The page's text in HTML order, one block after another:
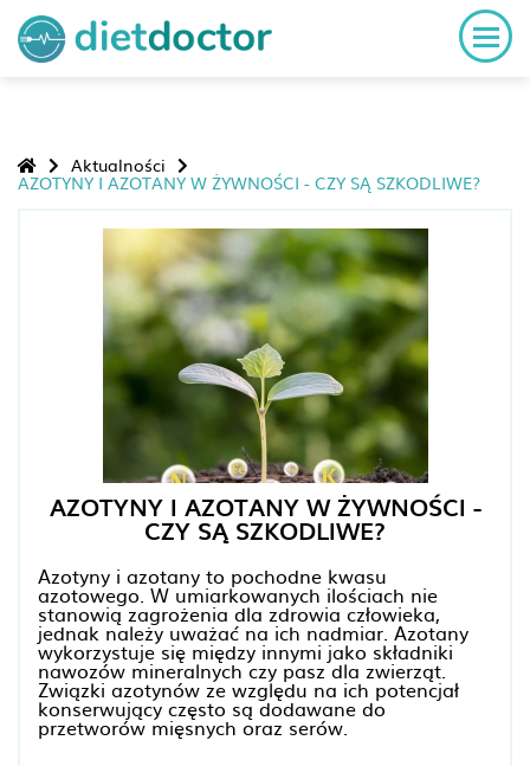
Aktualności
AZOTYNY I AZOTANY W ŻYWNOŚCI - CZY SĄ SZKODLIWE?
AZOTYNY I AZOTANY W ŻYWNOŚCI -
CZY SĄ SZKODLIWE?
Azotyny i azotany to pochodne kwasu
azotowego. W umiarkowanych ilościach nie
stanowią zagrożenia dla zdrowia człowieka,
jednak należy uważać na ich nadmiar. Azotany
wykorzystuje się między innymi jako składniki
nawozów mineralnych czy pasz dla zwierząt.
Związki azotynów ze względu na ich potencjał
konserwujący często są dodawane do
przetworów mięsnych oraz serów.